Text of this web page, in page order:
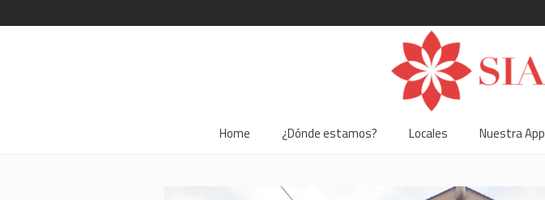
Home ¿Dónde estamos? Locales Nuestra App